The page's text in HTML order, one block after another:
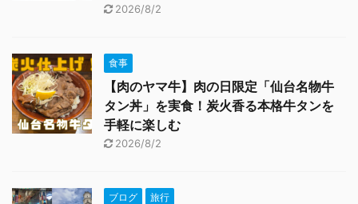
2026/8/2
食事
【肉のヤマ牛】肉の日限定「仙台名物牛
タン丼」を実食！炭火香る本格牛タンを
手軽に楽しむ
2026/8/2
ブログ 旅行